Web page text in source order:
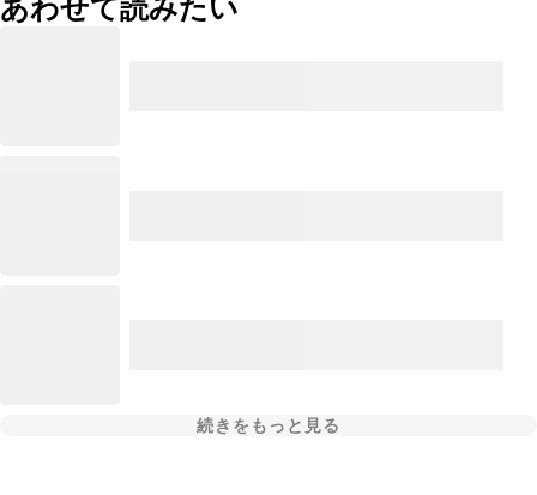
あわせて読みたい
続きをもっと見る